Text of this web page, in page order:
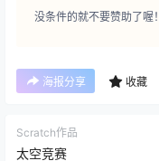
没条件的就不要赞助了喔！
海报分享 收藏
Scratch作品
太空竞赛